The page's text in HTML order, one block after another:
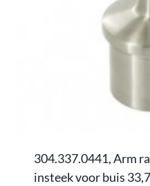
304.337.0441, Arm
insteek voor buis